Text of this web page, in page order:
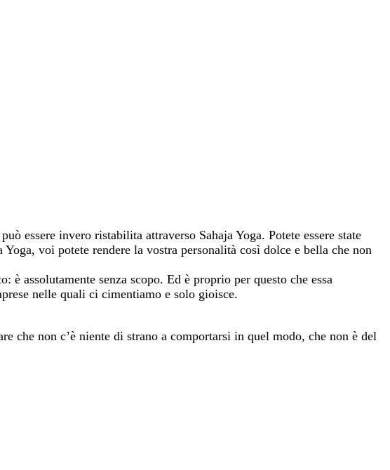
essere invero ristabilita attraverso Sahaja Yoga. Potete essere state
voi potete rendere la vostra personalità così dolce e bella che non
è assolutamente senza scopo. Ed è proprio per questo che essa
nelle quali ci cimentiamo e solo gioisce.
che non c’è niente di strano a comportarsi in quel modo, che non è del